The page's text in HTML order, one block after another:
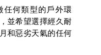
任何類型的戶外環
並希望選擇經久耐
和惡劣天氣的任何